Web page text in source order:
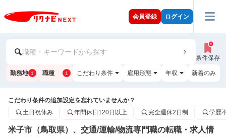
会員登録 ログイン
職種・キーワードから探す
条件保存
勤務地 1 職種 1 こだわり条件 雇用形態 年収 新着のみ
こだわり条件の追加設定を忘れていませんか？
土日祝休み
年間休日120日以上 完全週休2日制 学歴
米子市（鳥取県）、交通/運輸/物流専門職の転職・求人情